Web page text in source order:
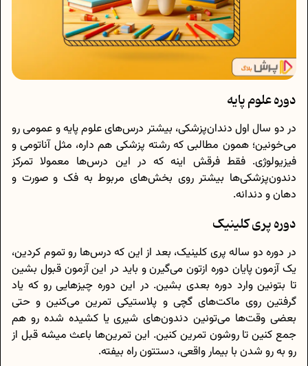
دوره علوم پایه
در دو سال اول دندان‌پزشکی، بیشتر درس‌های علوم پایه و عمومی رو
می‌خونین؛ همون مطالبی که رشته پزشکی هم داره، مثل آناتومی و
فیزیولوژی. فقط فرقش اینه که در این درس‌ها معمولا تمرکز
دندون‌پزشکی‌ها بیشتر روی بخش‌های مربوط به فک و صورت و
دهان و دندانه.
دوره پری کلینیک
در دوره دو ساله پری‌ کلینیک، بعد از این که درس‌ها رو تموم کردین،
یک آزمون پایان دوره ازتون می‌گیرن و باید در این آزمون قبول بشین
تا بتونین وارد دوره بعدی بشین. در این دوره چیزهایی رو که یاد
گرفتین روی ماکت‌های گچی و پلاستیکی تمرین می‌کنین و حتی
بعضی وقت‌ها می‌تونین دندون‌های شیری یا کشیده شده رو هم
جمع کنین تا روشون تمرین کنین. این تمرین‌ها باعث میشه قبل از
رو به‌ رو شدن با بیمار واقعی، دستتون راه بیفته.